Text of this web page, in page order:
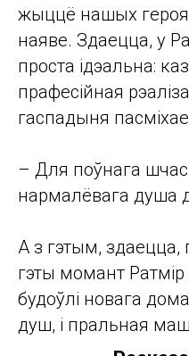
жыццё нашых
наяве. Здаецца, у
проста ідэальна:
прафесійная
гаспадыня
– Для поўнага
нармалёвага
А з гэтым, здаецца,
гэты момант
будоўлі новага
душ, і пральная